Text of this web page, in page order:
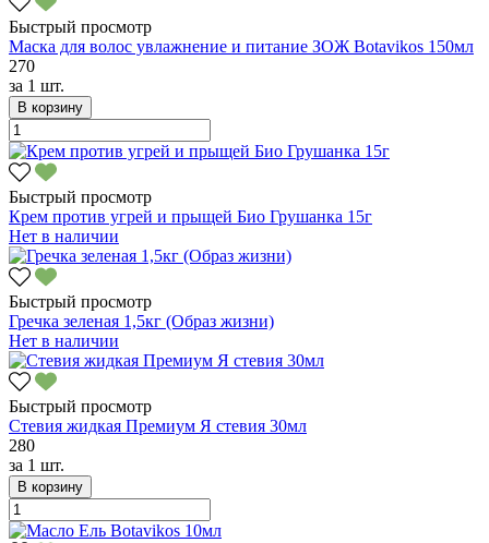
Быстрый просмотр
Маска для волос увлажнение и питание ЗОЖ Botavikos 150мл
270
за 1 шт.
В корзину
Быстрый просмотр
Крем против угрей и прыщей Био Грушанка 15г
Нет в наличии
Быстрый просмотр
Гречка зеленая 1,5кг (Образ жизни)
Нет в наличии
Быстрый просмотр
Стевия жидкая Премиум Я стевия 30мл
280
за 1 шт.
В корзину